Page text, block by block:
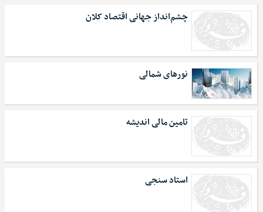
چشم‌انداز جهانی اقتصاد کلان
نورهای شمالی
تامین مالی اندیشه
استاد سنجی